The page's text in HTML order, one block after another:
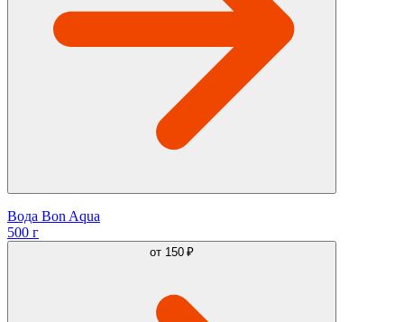
Вода Bon Aqua
500 г
от 150 ₽